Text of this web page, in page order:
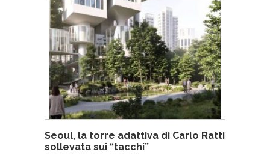
Seoul, la torre adattiva di Carlo Ratti
sollevata sui “tacchi”